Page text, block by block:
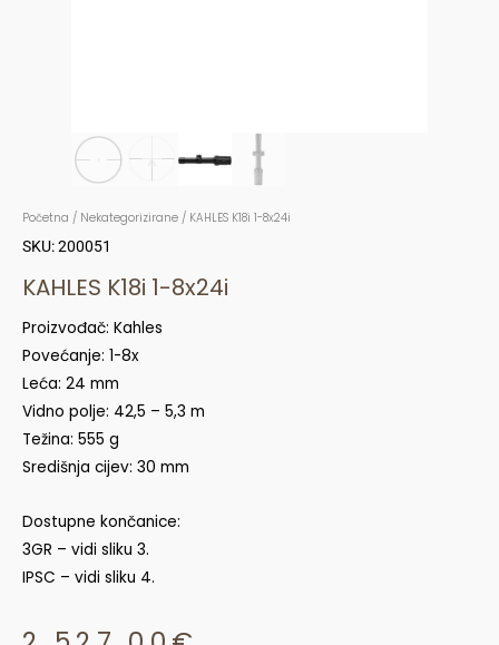
Početna / Nekategorizirane / KAHLES K18i 1-8x24i
SKU: 200051
KAHLES K18i 1-8x24i
Proizvođač: Kahles
Povećanje: 1-8x
Leća: 24 mm
Vidno polje: 42,5 – 5,3 m
Težina: 555 g
Središnja cijev: 30 mm
Dostupne končanice:
3GR – vidi sliku 3.
IPSC – vidi sliku 4.